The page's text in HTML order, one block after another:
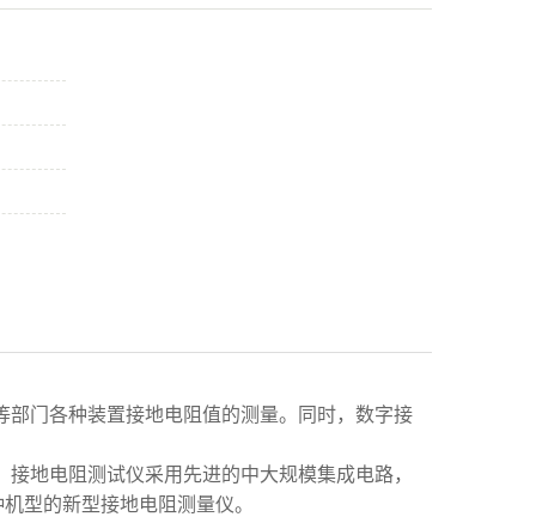
门各种装置接地电阻值的测量。同时，数字接
电阻测试仪采用先进的中大规模集成电路，
型的新型接地电阻测量仪。